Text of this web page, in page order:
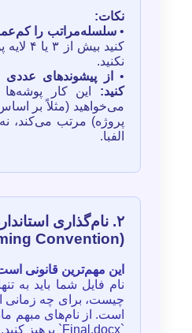
نکات:
•سلسله‌مراتب را
کنید بیش
نکنید.
•
کنید: این کار
می‌خواهید (مثلاً بر
پروژه) مرتب می‌کند،
الفبا.
۲. نام‌گذاری
(Naming Convention)
این مهم‌ترین قانونی است
نام فایل شما باید به
چیست، برای چه
`Final.docx` پرهیز کنید.